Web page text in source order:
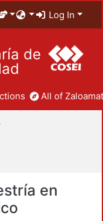
Log In
de
All of
en